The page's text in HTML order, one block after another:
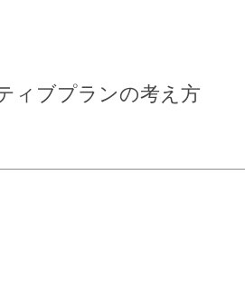
ィブプランの考え方